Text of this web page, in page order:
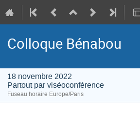
Colloque Bénabou
18 novembre 2022
Partout par viséoconférence
Fuseau horaire Europe/Paris